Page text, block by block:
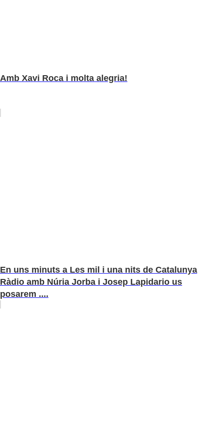
Amb Xavi Roca i molta alegria!
En uns minuts a Les mil i una nits de Catalunya
Ràdio amb Núria Jorba i Josep Lapidario us
posarem ....